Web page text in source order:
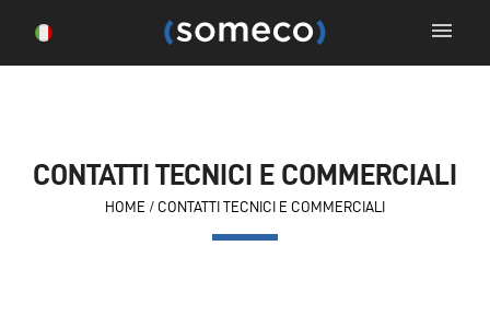
menu
CONTATTI TECNICI E COMMERCIALI
HOME / CONTATTI TECNICI E COMMERCIALI